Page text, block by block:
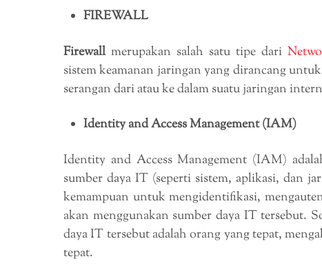
FIREWALL
Firewallmerupakan salah satu tipe dari
sistem keamanan jaringan yang dirancang
serangan dari atau ke dalam suatu jaringan
Identity and Access Management (IAM)
Identity and Access Management (IAM)
sumber daya IT (seperti sistem, aplikasi, dan
kemampuan untuk mengidentifikasi,
akan menggunakan sumber daya IT tersebut.
daya IT tersebut adalah orang yang tepat,
tepat.